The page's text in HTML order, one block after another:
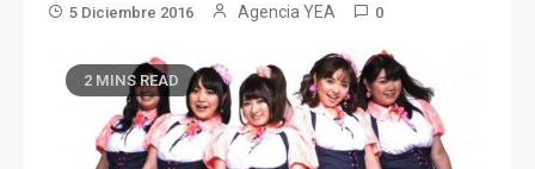
5 Diciembre 2016 Agencia YEA 0
2 MINS READ